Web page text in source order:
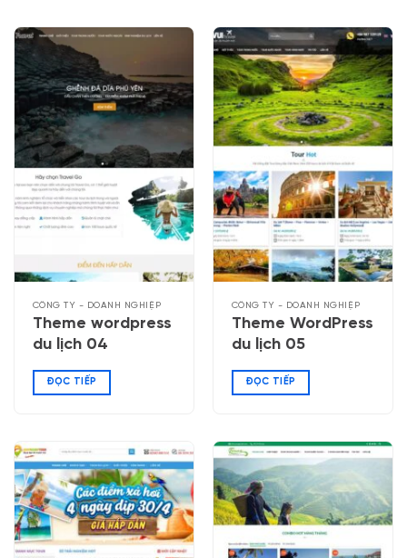
CÔNG TY - DOANH NGHIỆP
Theme wordpress
du lịch 04
ĐỌC TIẾP
CÔNG TY - DOANH NGHIỆP
Theme WordPress
du lịch 05
ĐỌC TIẾP